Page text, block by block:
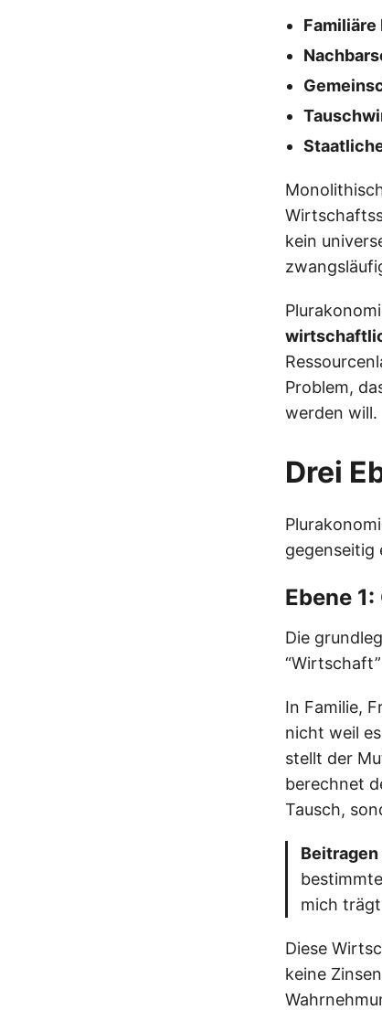
Familiäre
kein
Problem,
werden will.
Drei
gegenseitig
Ebene
Die
In Familie,
nicht weil
stellt der
berechnet
Tausch,
mich
Diese
keine